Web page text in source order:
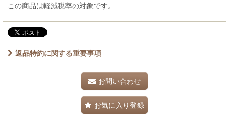
この商品は軽減税率の対象です。
返品特約に関する重要事項
お問い合わせ
お気に入り登録